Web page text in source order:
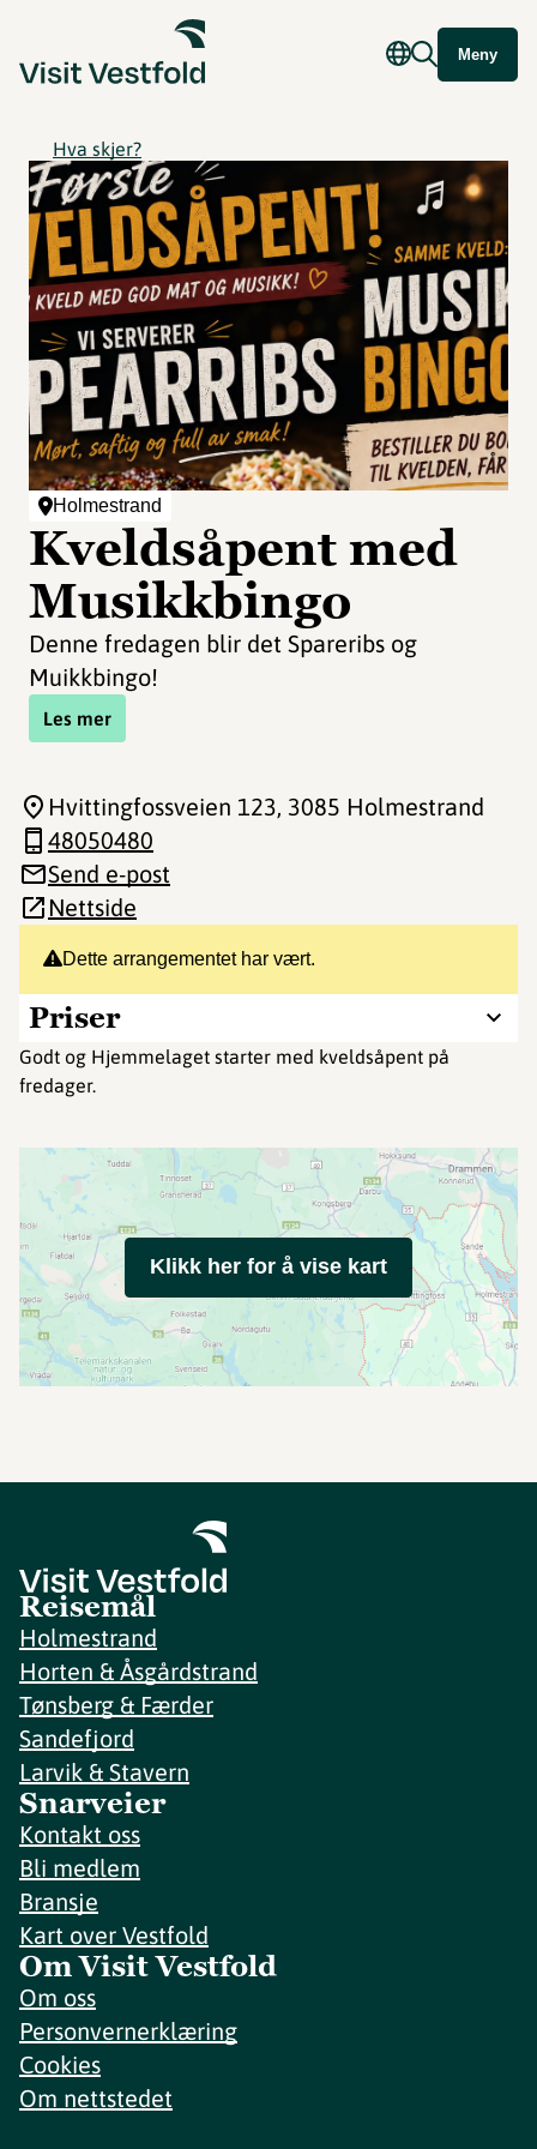
Meny
Hva skjer?
Holmestrand
Kveldsåpent med
Musikkbingo
Denne fredagen blir det Spareribs og
Muikkbingo!
Les mer
Dette arrangementet har vært.
Priser
Godt og Hjemmelaget starter med kveldsåpent på
fredager.
Hvittingfossveien 123, 3085 Holmestrand
48050480
Send e-post
Nettside
Klikk her for å vise kart
Reisemål
Holmestrand
Horten & Åsgårdstrand
Tønsberg & Færder
Sandefjord
Larvik & Stavern
Snarveier
Kontakt oss
Bli medlem
Bransje
Kart over Vestfold
Om Visit Vestfold
Om oss
Personvernerklæring
Cookies
Om nettstedet